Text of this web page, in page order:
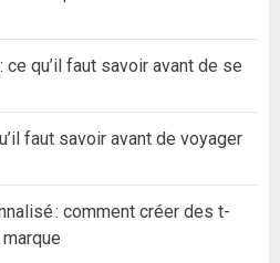
qu’il faut savoir avant de se
faut savoir avant de voyager
: comment créer des t-